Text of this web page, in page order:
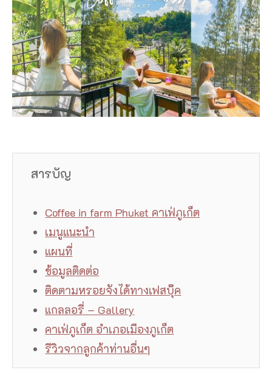
สารบัญ
Coffee in farm Phuket คาเฟ่ภูเก็ต
เมนูแนะนำ
แผนที่
ข้อมูลติดต่อ
ติดตามหรอยจังได้ทางเฟสบุ๊ค
แกลลอรี่ – Gallery
คาเฟ่ภูเก็ต อำเภอเมืองภูเก็ต
รีวิวจากลูกค้าท่านอื่นๆ